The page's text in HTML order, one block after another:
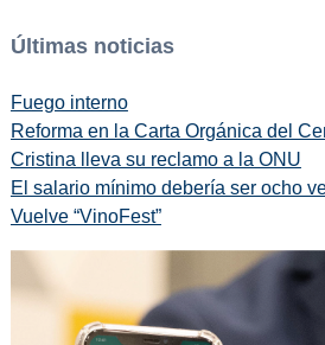
Últimas noticias
Fuego interno
Reforma en la Carta Orgánica del
Cristina lleva su reclamo a la ONU
El salario mínimo debería ser ocho
Vuelve “VinoFest”